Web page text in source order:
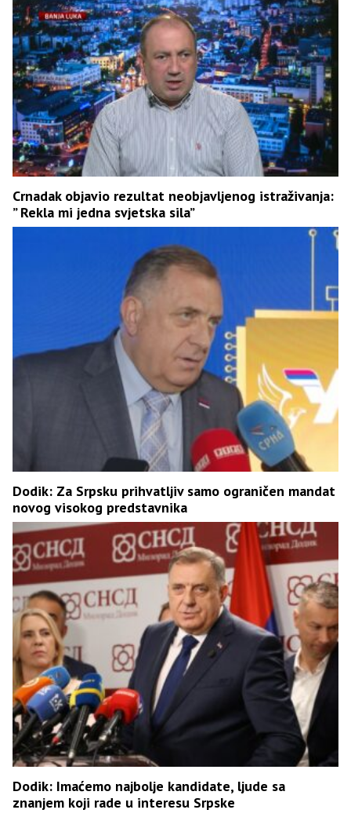
Crnadak objavio rezultat neobjavljenog istraživanja:
” Rekla mi jedna svjetska sila”
Dodik: Za Srpsku prihvatljiv samo ograničen mandat
novog visokog predstavnika
Dodik: Imaćemo najbolje kandidate, ljude sa
znanjem koji rade u interesu Srpske